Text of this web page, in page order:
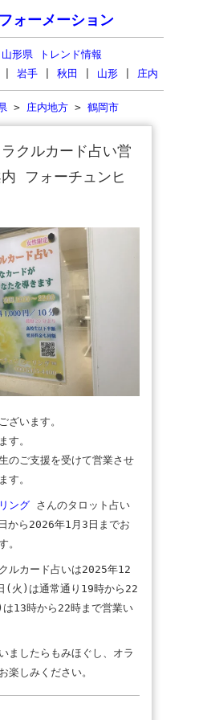
ォーメーション
形県 トレンド情報
岩手 秋田 山形 庄内
> 庄内地方 > 鶴岡市
クルカード占い営
フォーチュンヒ
ざいます。
す。
のご支援を受けて営業させ
す。
ング さんのタロット占い
から2026年1月3日までお
。
ルカード占いは2025年12
(火)は通常通り19時から22
13時から22時まで営業い
ましたらもみほぐし、オラ
楽しみください。